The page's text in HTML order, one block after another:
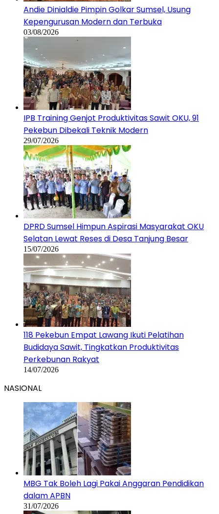
Andie Dinialdie Pimpin Golkar Sumsel, Usung
Kepengurusan Modern dan Terbuka
03/08/2026
IPB Training Genjot Produktivitas Sawit OKU, 91
Pekebun Dibekali Teknik Modern
29/07/2026
DPRD Sumsel Himpun Aspirasi Masyarakat OKU
Selatan Lewat Reses di Desa Tanjung Besar
15/07/2026
118 Pekebun Empat Lawang Ikuti Pelatihan
Budidaya Sawit, Tingkatkan Produktivitas
Perkebunan Rakyat
14/07/2026
NASIONAL
MBG Tak Boleh Lagi Pakai Anggaran Pendidikan
dalam APBN
31/07/2026